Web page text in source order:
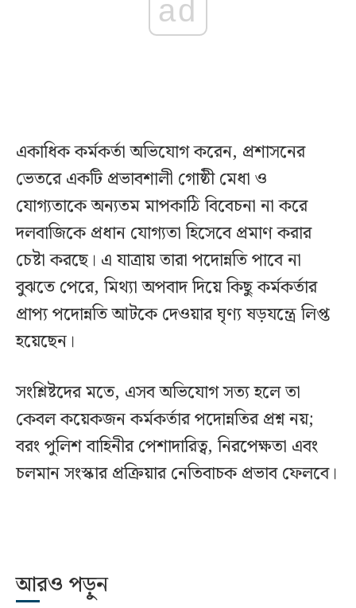
ad
একাধিক কর্মকর্তা অভিযোগ করেন, প্রশাসনের
ভেতরে একটি প্রভাবশালী গোষ্ঠী মেধা ও
যোগ্যতাকে অন্যতম মাপকাঠি বিবেচনা না করে
দলবাজিকে প্রধান যোগ্যতা হিসেবে প্রমাণ করার
চেষ্টা করছে। এ যাত্রায় তারা পদোন্নতি পাবে না
বুঝতে পেরে, মিথ্যা অপবাদ দিয়ে কিছু কর্মকর্তার
প্রাপ্য পদোন্নতি আটকে দেওয়ার ঘৃণ্য ষড়যন্ত্রে লিপ্ত
হয়েছেন।
সংশ্লিষ্টদের মতে, এসব অভিযোগ সত্য হলে তা
কেবল কয়েকজন কর্মকর্তার পদোন্নতির প্রশ্ন নয়;
বরং পুলিশ বাহিনীর পেশাদারিত্ব, নিরপেক্ষতা এবং
চলমান সংস্কার প্রক্রিয়ার নেতিবাচক প্রভাব ফেলবে।
আরও পড়ুন